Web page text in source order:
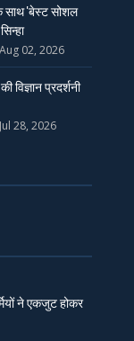
साथ 'बेस्ट सोशल
Aug 02, 2026
विज्ञान प्रदर्शनी
Jul 28, 2026
ने एकजुट होकर